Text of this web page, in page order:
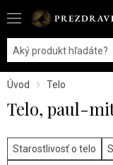
Úvod Telo
Telo, paul-
Starostlivosť o telo